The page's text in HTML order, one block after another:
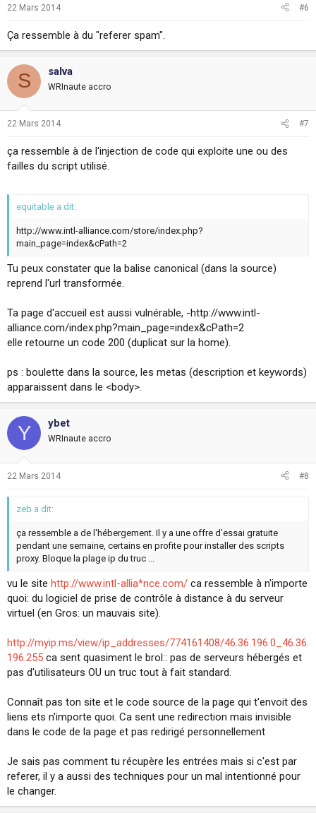
22 Mars 2014 #6
Ça ressemble à du "referer spam".
S salva
WRInaute accro
22 Mars 2014 #7
ça ressemble à de l'injection de code qui exploite une ou des
failles du script utilisé.
equitable a dit:
http://www.intl-alliance.com/store/index.php?
main_page=index&cPath=2
Tu peux constater que la balise canonical (dans la source)
reprend l'url transformée.
Ta page d'accueil est aussi vulnérable, -http://www.intl-
alliance.com/index.php?main_page=index&cPath=2
elle retourne un code 200 (duplicat sur la home).
ps : boulette dans la source, les metas (description et keywords)
apparaissent dans le <body>.
Y ybet
WRInaute accro
22 Mars 2014 #8
zeb a dit:
ça ressemble a de l'hébergement. Il y a une offre d’essai gratuite
pendant une semaine, certains en profite pour installer des scripts
proxy. Bloque la plage ip du truc ...
vu le site http://www.intl-allia*nce.com/ ca ressemble à n'importe
quoi: du logiciel de prise de contrôle à distance à du serveur
virtuel (en Gros: un mauvais site).
http://myip.ms/view/ip_addresses/774161408/46.36.196.0_46.36.
196.255 ca sent quasiment le brol:: pas de serveurs hébergés et
pas d'utilisateurs OU un truc tout à fait standard.
Connaît pas ton site et le code source de la page qui t'envoit des
liens ets n'importe quoi. Ca sent une redirection mais invisible
dans le code de la page et pas redirigé personnellement
Je sais pas comment tu récupère les entrées mais si c'est par
referer, il y a aussi des techniques pour un mal intentionné pour
le changer.